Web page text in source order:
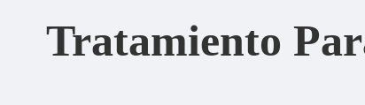
Tratamiento